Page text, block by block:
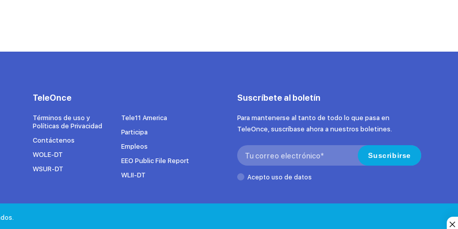
TeleOnce
Términos de uso y
Políticas de Privacidad
Contáctenos
WOLE-DT
WSUR-DT
Tele11 America
Participa
Empleos
EEO Public File Report
WLII-DT
Suscríbete al boletín
Para mantenerse al tanto de todo lo que pasa en
TeleOnce, suscríbase ahora a nuestros boletines.
Search: Suscribirse
Acepto uso de datos